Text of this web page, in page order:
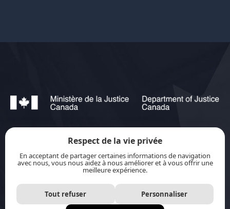
jurisource.ca est financé par le ministère de la
Justice du Canada dans le cadre duPlan
d’action pour les langues officielles 2023-2028 :
Protection-promotion-collaboration.
Respect de la vie privée
En acceptant de partager certaines informations de navigation
avec nous, vous nous aidez à nous améliorer et à vous offrir une
meilleure expérience.
Tout refuser Personnaliser